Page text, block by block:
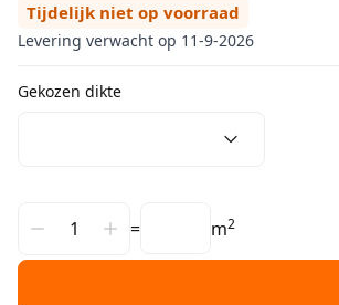
Tijdelijk niet op voorraad
Levering verwacht op 11-9-2026
Gekozen dikte
= m2